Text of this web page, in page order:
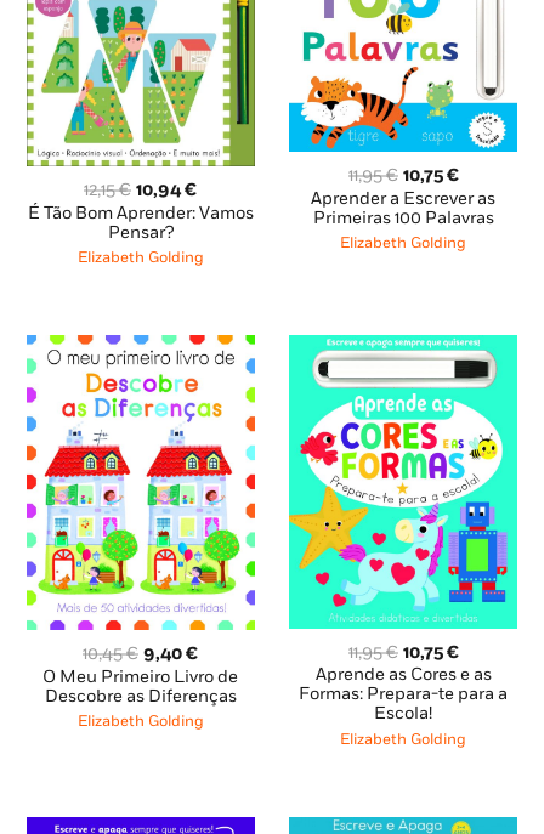
12,15€ O
preço
original
era:
10,94€O
preço
é:
É Tão Bom Aprender: Vamos
Pensar?
Elizabeth Golding
11,95€ O
preço
original
era:
10,75€O
preço
atual
é:
Aprender a Escrever as
Primeiras 100 Palavras
Elizabeth Golding
10,45€ O
preço
original
era:
9,40€O
preço
atual
é:
O Meu Primeiro Livro de
Descobre as Diferenças
Elizabeth Golding
11,95€ O
preço
original
era:
11,95 €.
10,75€O
preço
atual
10,75 €.
Aprende as Cores e as
Formas: Prepara-te para a
Escola!
Elizabeth Golding